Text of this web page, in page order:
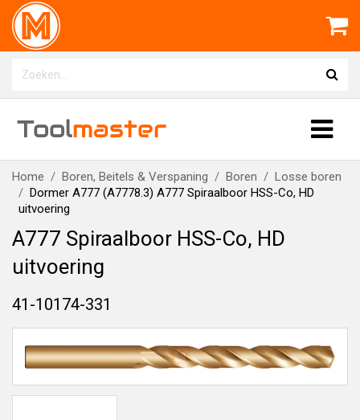
Toolmaster
Home Boren, Beitels & Verspaning Boren
Losse boren
Dormer A777 (A7778.3) A777 Spiraalboor HSS-Co, HD
uitvoering
A777 Spiraalboor HSS-Co, HD
uitvoering
41-10174-331